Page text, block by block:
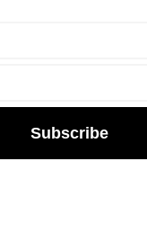
Subscribe